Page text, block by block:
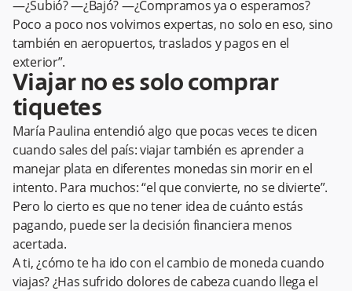
—¿Subió? —¿Bajó? —¿Compramos ya o esperamos?
Poco a poco nos volvimos expertas, no solo en eso, sino
también en aeropuertos, traslados y pagos en el
exterior”.
Viajar no es solo comprar
tiquetes
María Paulina entendió algo que pocas veces te dicen
cuando sales del país: viajar también es aprender a
manejar plata en diferentes monedas sin morir en el
intento. Para muchos: “el que convierte, no se divierte”.
Pero lo cierto es que no tener idea de cuánto estás
pagando, puede ser la decisión financiera menos
acertada.
A ti, ¿cómo te ha ido con el cambio de moneda cuando
viajas? ¿Has sufrido dolores de cabeza cuando llega el